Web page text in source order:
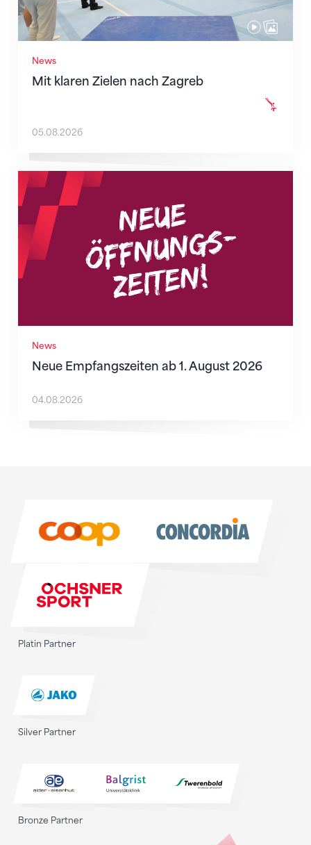
News
Mit klaren Zielen nach Zagreb
05.08.2026
News
Neue Empfangszeiten ab 1. August 2026
Neue Empfangszeiten ab 1. August 2026
04.08.2026
Platin Partner
Silver Partner
Bronze Partner